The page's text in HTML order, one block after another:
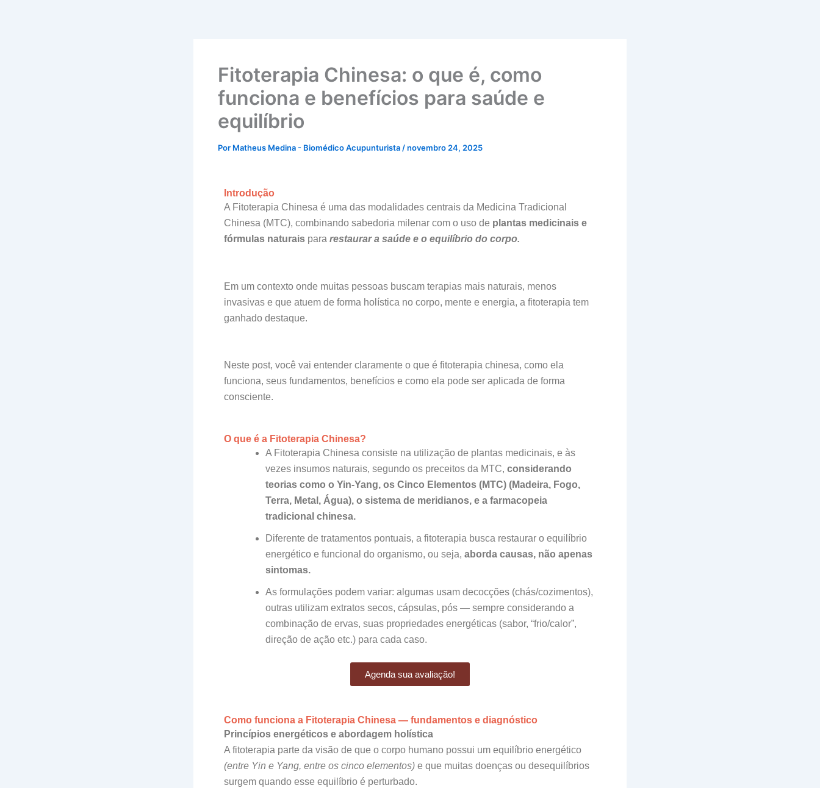
Fitoterapia Chinesa: o que é, como
funciona e benefícios para saúde e
equilíbrio
Por Matheus Medina - Biomédico Acupunturista /novembro 24, 2025
Introdução
A Fitoterapia Chinesa é uma das modalidades centrais da Medicina Tradicional
Chinesa (MTC), combinando sabedoria milenar com o uso de plantas medicinais e
fórmulas naturais para restaurar a saúde e o equilíbrio do corpo.
Em um contexto onde muitas pessoas buscam terapias mais naturais, menos
invasivas e que atuem de forma holística no corpo, mente e energia, a fitoterapia tem
ganhado destaque.
Neste post, você vai entender claramente o que é fitoterapia chinesa, como ela
funciona, seus fundamentos, benefícios e como ela pode ser aplicada de forma
consciente.
O que é a Fitoterapia Chinesa?
A Fitoterapia Chinesa consiste na utilização de plantas medicinais, e às
vezes insumos naturais, segundo os preceitos da MTC, considerando
teorias como o Yin‑Yang, os Cinco Elementos (MTC) (Madeira, Fogo,
Terra, Metal, Água), o sistema de meridianos, e a farmacopeia
tradicional chinesa.
Diferente de tratamentos pontuais, a fitoterapia busca restaurar o equilíbrio
energético e funcional do organismo, ou seja, aborda causas, não apenas
sintomas.
As formulações podem variar: algumas usam decocções (chás/cozimentos),
outras utilizam extratos secos, cápsulas, pós — sempre considerando a
combinação de ervas, suas propriedades energéticas (sabor, “frio/calor”,
direção de ação etc.) para cada caso.
Agenda sua avaliação!
Como funciona a Fitoterapia Chinesa — fundamentos e diagnóstico
Princípios energéticos e abordagem holística
A fitoterapia parte da visão de que o corpo humano possui um equilíbrio energético
(entre Yin e Yang, entre os cinco elementos) e que muitas doenças ou desequilíbrios
surgem quando esse equilíbrio é perturbado.